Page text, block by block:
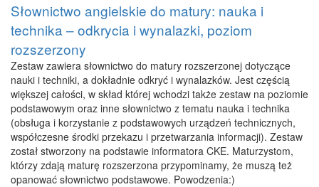
Słownictwo angielskie do matury: nauka i
technika – odkrycia i wynalazki, poziom
rozszerzony
Zestaw zawiera słownictwo do matury rozszerzonej dotyczące
nauki i techniki, a dokładnie odkryć i wynalazków. Jest częścią
większej całości, w skład której wchodzi także zestaw na poziomie
podstawowym oraz inne słownictwo z tematu nauka i technika
(obsługa i korzystanie z podstawowych urządzeń technicznych,
współczesne środki przekazu i przetwarzania informacji). Zestaw
został stworzony na podstawie informatora CKE. Maturzystom,
którzy zdają maturę rozszerzona przypominamy, że muszą też
opanować słownictwo podstawowe. Powodzenia:)